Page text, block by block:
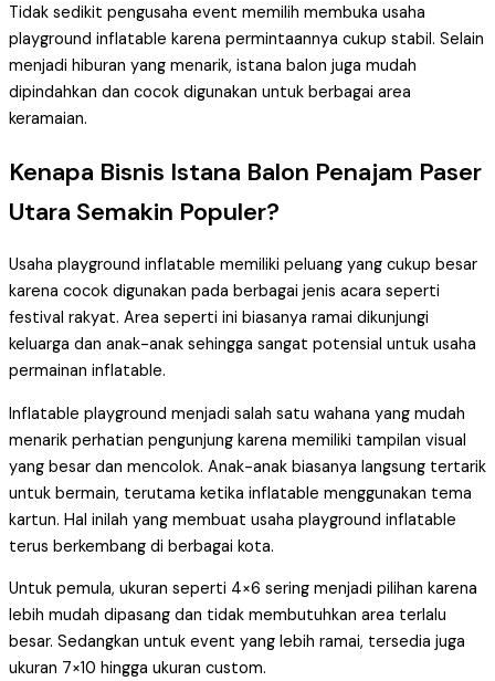
Tidak sedikit pengusaha event memilih membuka usaha
playground inflatable karena permintaannya cukup stabil. Selain
menjadi hiburan yang menarik, istana balon juga mudah
dipindahkan dan cocok digunakan untuk berbagai area
keramaian.
Kenapa Bisnis Istana Balon Penajam Paser
Utara Semakin Populer?
Usaha playground inflatable memiliki peluang yang cukup besar
karena cocok digunakan pada berbagai jenis acara seperti
festival rakyat. Area seperti ini biasanya ramai dikunjungi
keluarga dan anak-anak sehingga sangat potensial untuk usaha
permainan inflatable.
Inflatable playground menjadi salah satu wahana yang mudah
menarik perhatian pengunjung karena memiliki tampilan visual
yang besar dan mencolok. Anak-anak biasanya langsung tertarik
untuk bermain, terutama ketika inflatable menggunakan tema
kartun. Hal inilah yang membuat usaha playground inflatable
terus berkembang di berbagai kota.
Untuk pemula, ukuran seperti 4×6 sering menjadi pilihan karena
lebih mudah dipasang dan tidak membutuhkan area terlalu
besar. Sedangkan untuk event yang lebih ramai, tersedia juga
ukuran 7×10 hingga ukuran custom.